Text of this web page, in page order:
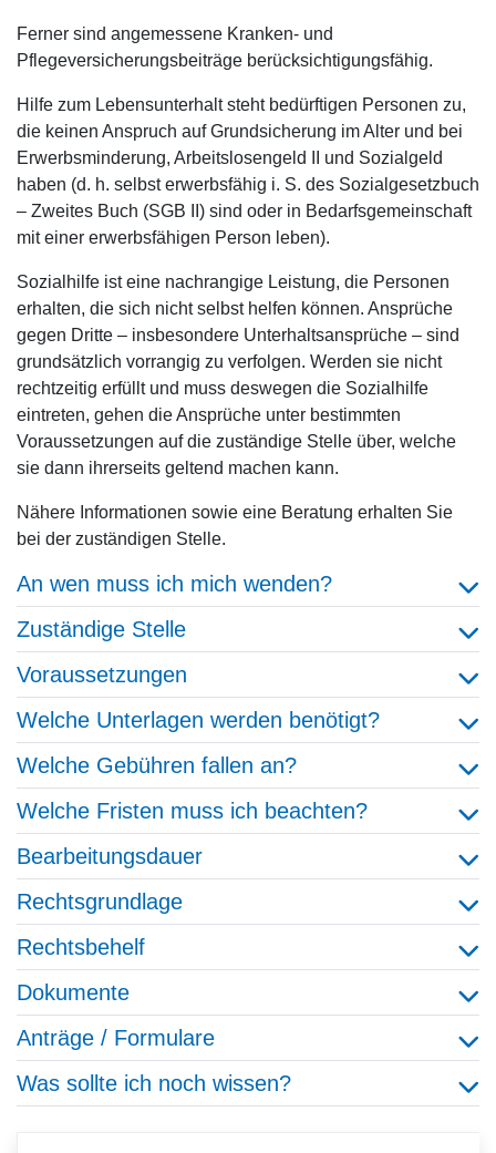
Ferner sind angemessene Kranken- und
Pflegeversicherungsbeiträge berücksichtigungsfähig.
Hilfe zum Lebensunterhalt steht bedürftigen Personen zu,
die keinen Anspruch auf Grundsicherung im Alter und bei
Erwerbsminderung, Arbeitslosengeld II und Sozialgeld
haben (d. h. selbst erwerbsfähig i. S. des Sozialgesetzbuch
– Zweites Buch (SGB II) sind oder in Bedarfsgemeinschaft
mit einer erwerbsfähigen Person leben).
Sozialhilfe ist eine nachrangige Leistung, die Personen
erhalten, die sich nicht selbst helfen können. Ansprüche
gegen Dritte – insbesondere Unterhaltsansprüche – sind
grundsätzlich vorrangig zu verfolgen. Werden sie nicht
rechtzeitig erfüllt und muss deswegen die Sozialhilfe
eintreten, gehen die Ansprüche unter bestimmten
Voraussetzungen auf die zuständige Stelle über, welche
sie dann ihrerseits geltend machen kann.
Nähere Informationen sowie eine Beratung erhalten Sie
bei der zuständigen Stelle.
An wen muss ich mich wenden?
Zuständige Stelle
Voraussetzungen
Welche Unterlagen werden benötigt?
Welche Gebühren fallen an?
Welche Fristen muss ich beachten?
Bearbeitungsdauer
Rechtsgrundlage
Rechtsbehelf
Dokumente
Anträge / Formulare
Was sollte ich noch wissen?